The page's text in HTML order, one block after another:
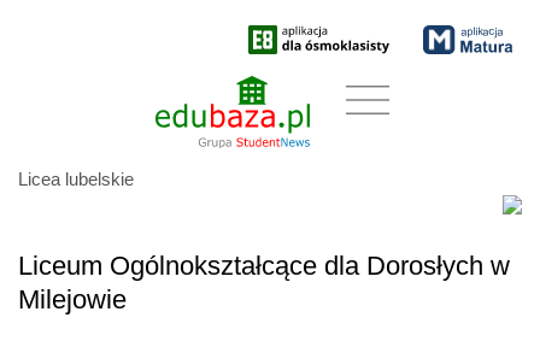
Licea lubelskie
Liceum Ogólnokształcące dla Dorosłych w
Milejowie